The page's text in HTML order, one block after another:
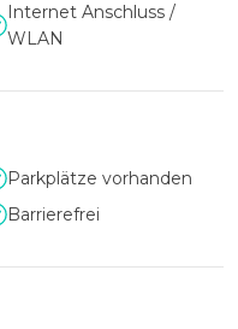
Internet Anschluss /
WLAN
Parkplätze vorhanden
Barrierefrei